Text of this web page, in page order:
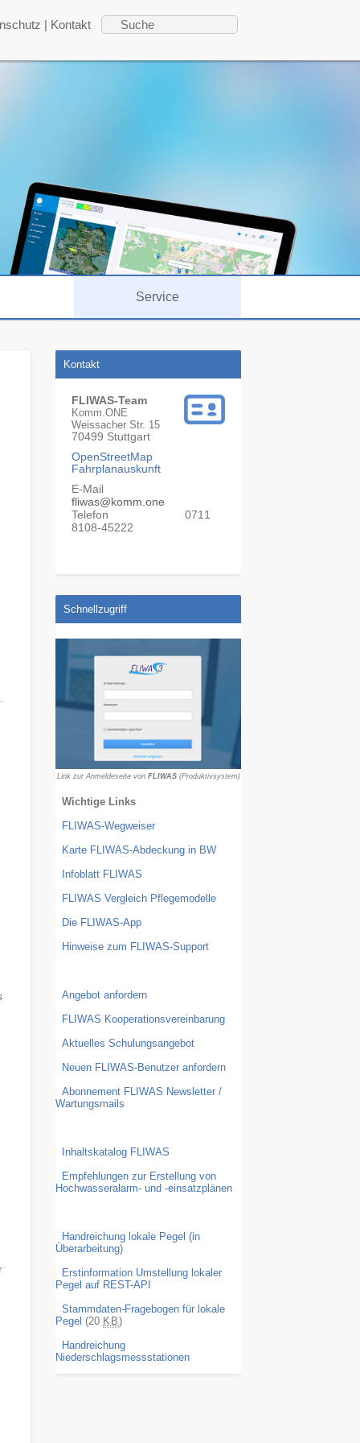
| Kontakt
Service
Kontakt
FLIWAS-Team
Komm.ONE
Weissacher Str. 15
70499 Stuttgart
OpenStreetMap
Fahrplanauskunft
E-Mail
fliwas@komm.one
Telefon
0711
8108-45222
Schnellzugriff
Link zur Anmeldeseite von FLIWAS(Produktivsystem)
Wichtige Links
FLIWAS-Wegweiser
Karte FLIWAS-Abdeckung in BW
Infoblatt FLIWAS
FLIWAS Vergleich Pflegemodelle
Die FLIWAS-App
Hinweise zum FLIWAS-Support
Angebot anfordern
FLIWAS Kooperationsvereinbarung
Aktuelles Schulungsangebot
Neuen FLIWAS-Benutzer anfordern
Abonnement FLIWAS Newsletter /
Wartungsmails
Inhaltskatalog FLIWAS
Empfehlungen zur Erstellung von
Hochwasseralarm- und -einsatzplänen
Handreichung lokale Pegel (in
Überarbeitung)
Erstinformation Umstellung lokaler
Pegel auf REST-API
Stammdaten-Fragebogen für lokale
Pegel (20 KB)
Handreichung
Niederschlagsmessstationen